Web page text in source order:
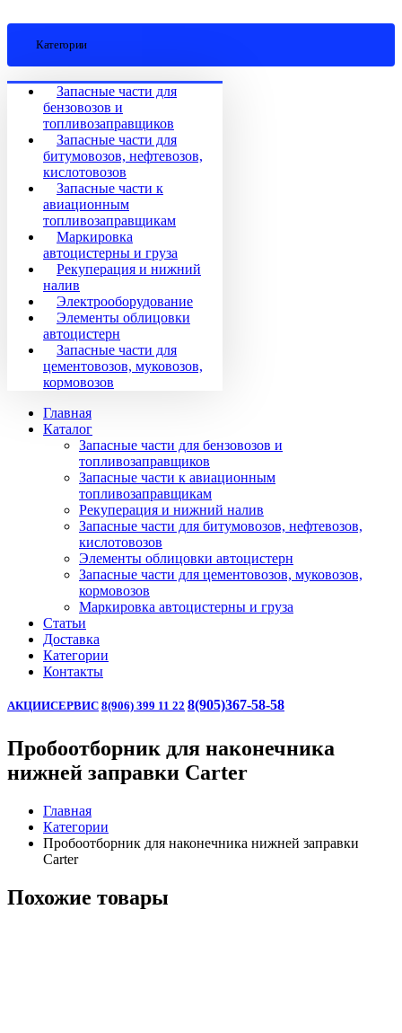
Категории
Запасные части для
бензовозов и
топливозаправщиков
Запасные части для
битумовозов, нефтевозов,
кислотовозов
Запасные части к
авиационным
топливозаправщикам
Маркировка
автоцистерны и груза
Рекуперация и нижний
налив
Электрооборудование
Элементы облицовки
автоцистерн
Запасные части для
цементовозов, муковозов,
кормовозов
Главная
Каталог
Запасные части для бензовозов и
топливозаправщиков
Запасные части к авиационным
топливозаправщикам
Рекуперация и нижний налив
Запасные части для битумовозов, нефтевозов,
кислотовозов
Элементы облицовки автоцистерн
Запасные части для цементовозов, муковозов,
кормовозов
Маркировка автоцистерны и груза
Статьи
Доставка
Категории
Контакты
АКЦИИСЕРВИС 8(906) 399 11 22 8(905)367-58-58
Пробоотборник для наконечника
нижней заправки Carter
Главная
Категории
Пробоотборник для наконечника нижней заправки
Carter
Похожие товары